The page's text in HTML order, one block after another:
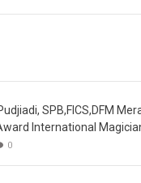
SPB,FICS,DFM
International
0